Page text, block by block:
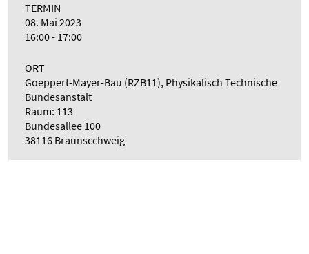
TERMIN
08. Mai 2023
16:00 - 17:00
ORT
Goeppert-Mayer-Bau (RZB11), Physikalisch Technische
Bundesanstalt
Raum: 113
Bundesallee 100
38116 Braunscchweig